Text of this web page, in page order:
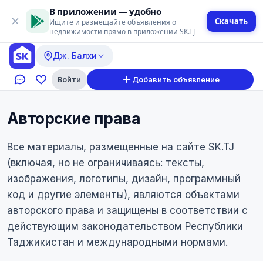
В приложении — удобно
Ищите и размещайте объявления о
недвижимости прямо в приложении SK.TJ
Скачать
Дж. Балхи
Войти Добавить объявление
Авторские права
Все материалы, размещенные на сайте SK.TJ
(включая, но не ограничиваясь: тексты,
изображения, логотипы, дизайн, программный
код и другие элементы), являются объектами
авторского права и защищены в соответствии с
действующим законодательством Республики
Таджикистан и международными нормами.